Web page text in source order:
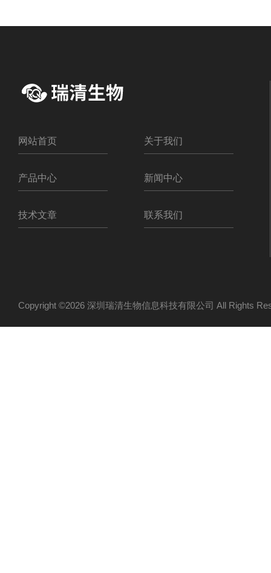
网站首页 关于我们
产品中心 新闻中心
技术文章 联系我们
Copyright ©2026 深圳瑞清生物信息科技有限公司 All Rights